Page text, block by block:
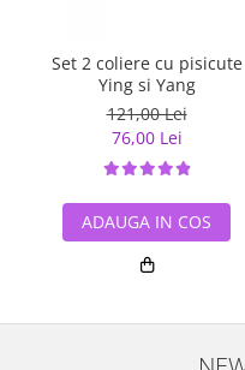
Set 2 coliere cu pisicute
Ying si Yang
121,00 Lei
76,00 Lei
ADAUGA IN COS